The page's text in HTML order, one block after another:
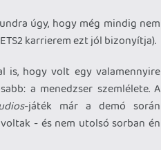
úgy, hogy még mindig nem
karrierem ezt jól bizonyítja).
is, hogy volt egy valamennyire
a menedzser szemlélete. A
-játék már a demó során
- és nem utolsó sorban én